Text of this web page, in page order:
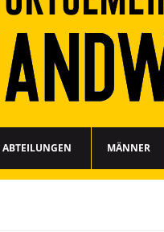
ABTEILUNGEN MÄNNER